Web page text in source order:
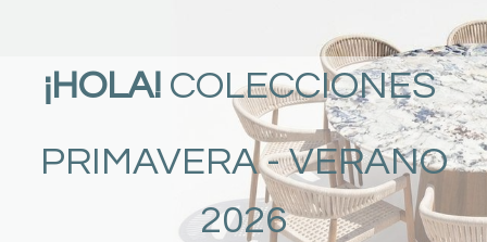
¡HOLA! COLECCIONES
PRIMAVERA - VERANO
2026